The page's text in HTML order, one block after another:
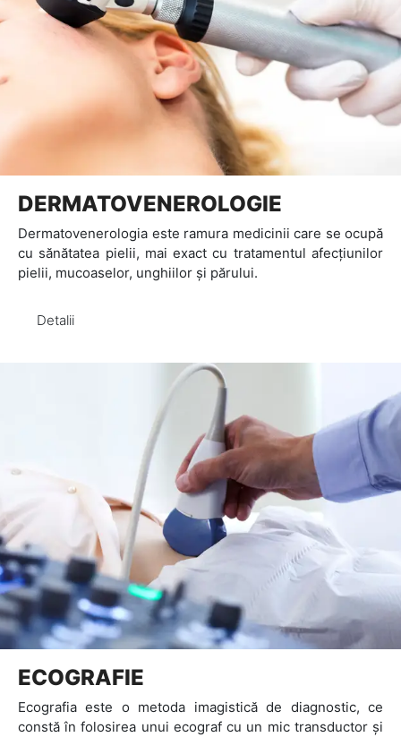
DERMATOVENEROLOGIE
Dermatovenerologia este ramura medicinii care se ocupă
cu sănătatea pielii, mai exact cu tratamentul afecțiunilor
pielii, mucoaselor, unghiilor și părului.
Detalii
ECOGRAFIE
Ecografia este o metoda imagistică de diagnostic, ce
constă în folosirea unui ecograf cu un mic transductor și